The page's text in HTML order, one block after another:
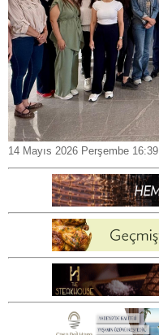
14 Mayıs 2026 Perşembe 16:39